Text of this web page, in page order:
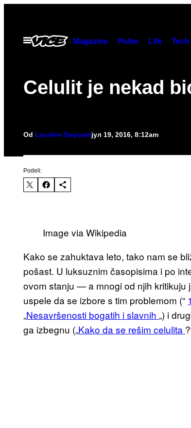
садржај
Otvori
Meni
Magazine Pulse Life Tech
​Celulit je nekad
Od Laurène Daycardјул 19, 2016, 8:12am
Podeli:
Image via Wikipedia
Kako se zahuktava leto, tako nam se
pošast. U luksuznim časopisima i po
ovom stanju — a mnogi od njih kritikuju
uspele da se izbore s tim problemom (“
„Nesavršenosti bogatih i slavnih „) i
ga izbegnu („Kako da se rešim celulita